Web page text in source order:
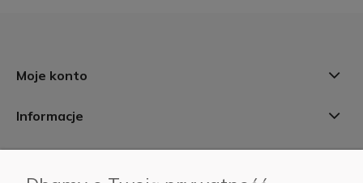
Moje konto
Informacje